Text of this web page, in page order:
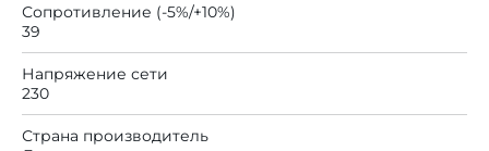
Сопротивление (-5%/+10%)
39
Напряжение сети
230
Страна производитель